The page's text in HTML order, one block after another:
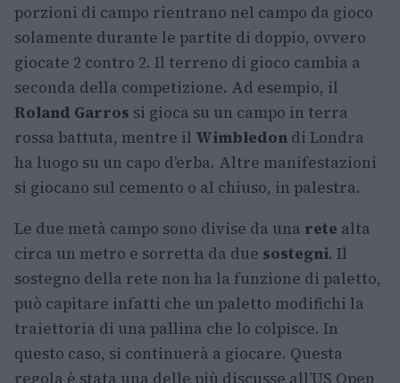
porzioni di campo rientrano nel campo da gioco
solamente durante le partite di doppio, ovvero
giocate 2 contro 2. Il terreno di gioco cambia a
seconda della competizione. Ad esempio, il
Roland Garros si gioca su un campo in terra
rossa battuta, mentre il Wimbledon di Londra
ha luogo su un capo d’erba. Altre manifestazioni
si giocano sul cemento o al chiuso, in palestra.
Le due metà campo sono divise da una rete alta
circa un metro e sorretta da due sostegni. Il
sostegno della rete non ha la funzione di paletto,
può capitare infatti che un paletto modifichi la
traiettoria di una pallina che lo colpisce. In
questo caso, si continuerà a giocare. Questa
regola è stata una delle più discusse all’US Open